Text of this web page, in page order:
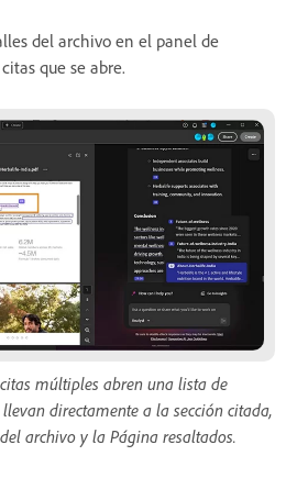
del archivo en el panel de
que se abre.
múltiples abren una lista de
directamente a la sección citada,
archivo y la Página resaltados.